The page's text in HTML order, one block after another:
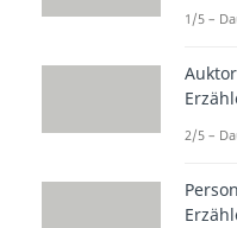
verletzt,
hat,
1/5 –
2/5 –